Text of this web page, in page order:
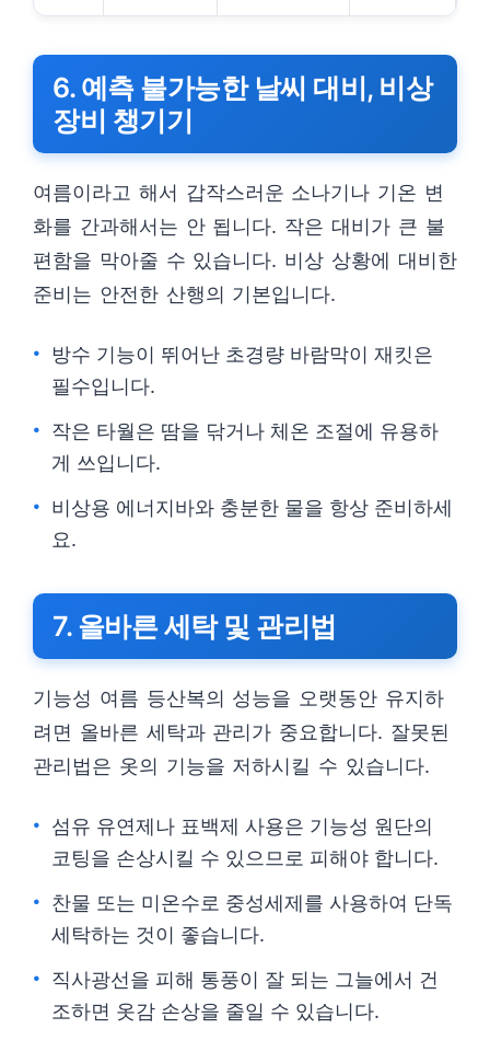
6. 예측 불가능한 날씨 대비, 비상
장비 챙기기
여름이라고 해서 갑작스러운 소나기나 기온 변
화를 간과해서는 안 됩니다. 작은 대비가 큰 불
편함을 막아줄 수 있습니다. 비상 상황에 대비한
준비는 안전한 산행의 기본입니다.
방수 기능이 뛰어난 초경량 바람막이 재킷은
필수입니다.
작은 타월은 땀을 닦거나 체온 조절에 유용하
게 쓰입니다.
비상용 에너지바와 충분한 물을 항상 준비하세
요.
7. 올바른 세탁 및 관리법
기능성 여름 등산복의 성능을 오랫동안 유지하
려면 올바른 세탁과 관리가 중요합니다. 잘못된
관리법은 옷의 기능을 저하시킬 수 있습니다.
섬유 유연제나 표백제 사용은 기능성 원단의
코팅을 손상시킬 수 있으므로 피해야 합니다.
찬물 또는 미온수로 중성세제를 사용하여 단독
세탁하는 것이 좋습니다.
직사광선을 피해 통풍이 잘 되는 그늘에서 건
조하면 옷감 손상을 줄일 수 있습니다.